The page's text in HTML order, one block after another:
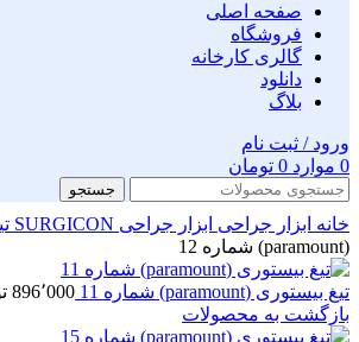
صفحه اصلی
فروشگاه
گالری کارخانه
دانلود
بلاگ
ورود / ثبت نام
0 موارد 0 تومان
جستجو
خانه ابزار جراحی ابزار جراحی SURGICON
(paramount) شماره 12
تیغ بیستوری (paramount) شماره 11 896٬000
بازگشت به محصولات